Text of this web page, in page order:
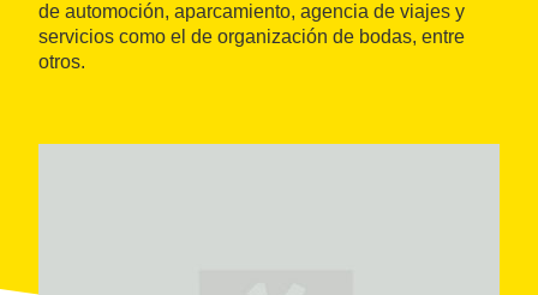
de automoción, aparcamiento, agencia de viajes y
servicios como el de organización de bodas, entre
otros.